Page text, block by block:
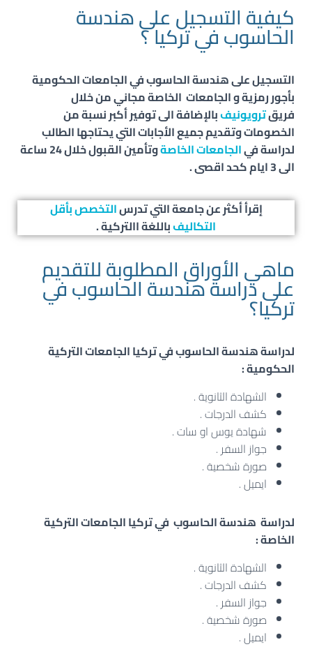
كيفية التسجيل على هندسة
الحاسوب في تركيا ؟
التسجيل على هندسةالحاسوبفي الجامعات الحكومية
بأجور رمزية و الجامعات الخاصة مجاني من خلال
فريقترويونيفبالإضافة الى توفير أكبر نسبة من
الخصومات وتقديم جميع الأجابات التي يحتاجها الطالب
لدراسة فيالجامعات الخاصة
وتأمين القبول خلال 24 ساعة
الى 3 ايام كحد اقصى .
إقرأ أكثر عن جامعة التي تدرسالتخصص بأقل
التكاليفباللغة االتركية .
ماهي الأوراق المطلوبة للتقديم
على دراسة هندسة الحاسوب في
تركيا؟
لدراسة هندسةالحاسوبفي تركيا الجامعات التركية
الحكومية :
الشهادة الثانوية .
كشف الدرجات .
شهادة يوس او سات .
جواز السفر .
صورة شخصية .
ايميل .
لدراسة هندسةالحاسوب فيتركياالجامعات التركية
الخاصة :
الشهادة الثانوية .
كشف الدرجات .
جواز السفر .
صورة شخصية .
ايميل .